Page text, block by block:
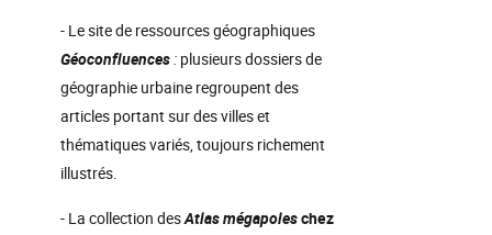
- Le site de ressources géographiques
Géoconfluences: plusieurs dossiers de
géographie urbaine regroupent des
articles portant sur des villes et
thématiques variés, toujours richement
illustrés.
- La collection desAtlas mégapoleschez